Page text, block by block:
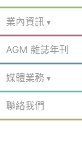
業內資訊
AGM 雜誌年刊
媒體業務
聯絡我們